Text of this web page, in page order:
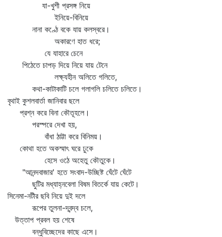
যা-খুশী প্রসঙ্গ নিয়ে
ইনিয়ে-বিনিয়ে
নানা কণ্ঠে বকে যায় কলস্বরে।
অকারণে হাত ধরে;
যে যাহারে চেনে
পিঠেতে চাপড় দিয়ে নিয়ে যায় টেনে
লক্ষ্যহীন অলিতে গলিতে,
কথা-কাটাকাটি চলে গলাগলি চলিতে চলিতে।
বৃথাই কুশলবার্তা জানিবার ছলে
প্রশ্ন করে বিনা কৌতূহলে।
পরস্পরে দেখা হয়,
বাঁধা ঠাট্টা করে বিনিময়।
কোথা হতে অকস্মাৎ ঘরে ঢুকে
হেসে ওঠে অহেতু কৌতুকে।
"আনন্দবাজার' হতে সংবাদ-উচ্ছিষ্ট ঘেঁটে ঘেঁটে
ছুটির মধ্যাহ্নবেলা বিষম বিতর্কে যায় কেটে।
সিনেমা-নটীর ছবি নিয়ে দুই দলে
রূপের তুলনা-দ্বন্দ্ব চলে,
উত্তাপ প্রবল হয় শেষে
বন্ধুবিচ্ছেদের কাছে এসে।